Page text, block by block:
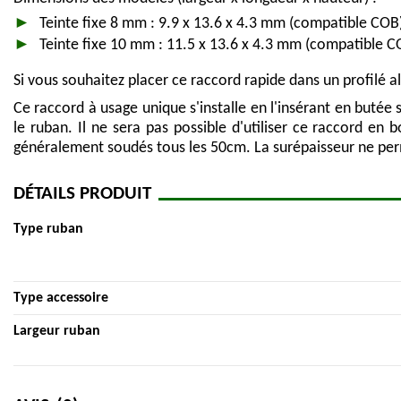
Teinte fixe 8 mm : 9.9 x 13.6 x 4.3 mm (compatible
Teinte fixe 10 mm : 11.5 x 13.6 x 4.3 mm (compatible
Si vous souhaitez placer ce raccord rapide dans un profilé
Ce raccord à usage unique s'installe en l'insérant en
le ruban. Il ne sera pas possible d'utiliser ce raccord en
généralement soudés tous les 50cm. La surépaisseur ne
DÉTAILS PRODUIT
Type ruban
Type accessoire
Largeur ruban